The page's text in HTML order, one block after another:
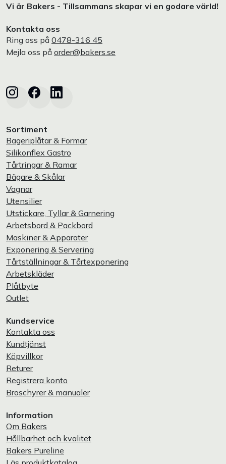
Vi är Bakers - Tillsammans skapar vi en godare värld!
Kontakta oss
Ring oss på 0478-316 45
Mejla oss på order@bakers.se
Sortiment
Bageriplåtar & Formar
Silikonflex Gastro
Tårtringar & Ramar
Bägare & Skålar
Vagnar
Utensilier
Utstickare, Tyllar & Garnering
Arbetsbord & Packbord
Maskiner & Apparater
Exponering & Servering
Tårtställningar & Tårtexponering
Arbetskläder
Plåtbyte
Outlet
Kundservice
Kontakta oss
Kundtjänst
Köpvillkor
Returer
Registrera konto
Broschyrer & manualer
Information
Om Bakers
Hållbarhet och kvalitet
Bakers Pureline